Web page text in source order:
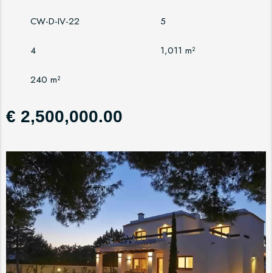
CW-D-IV-22 5
4 1,011 m²
240 m²
€ 2,500,000.00